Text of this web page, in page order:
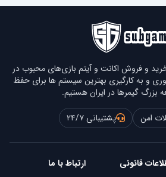
و فروش اکانت و آیتم بازی‌های محبوب در
و به کارگیری بهترین سیستم ها برای حفظ
بزرگ گیمرها در ایران هستیم.
امن
پشتیبانی ۲۴/۷
قانونی ارتباط با ما